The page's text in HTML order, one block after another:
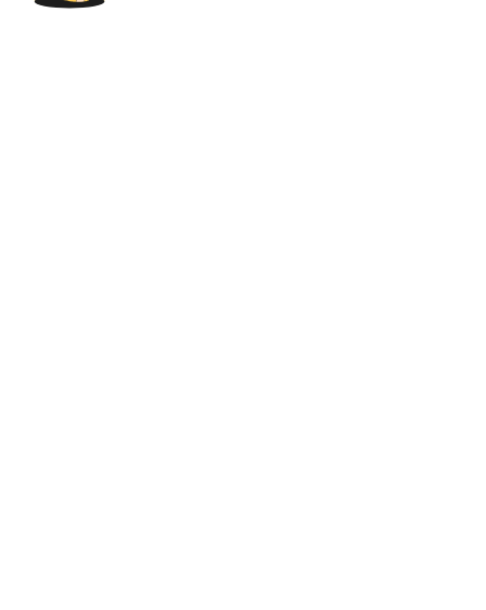
BTC Flexible Staking | Daily Rewards